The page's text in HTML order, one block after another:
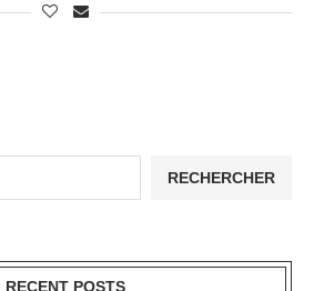
RECHERCHER
RECENT POSTS